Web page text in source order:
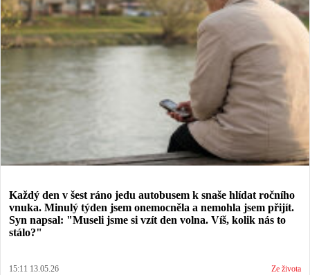
Každý den v šest ráno jedu autobusem k snaše hlídat ročního
vnuka. Minulý týden jsem onemocněla a nemohla jsem přijít.
Syn napsal: "Museli jsme si vzít den volna. Víš, kolik nás to
stálo?"
15:11 13.05.26 Ze života